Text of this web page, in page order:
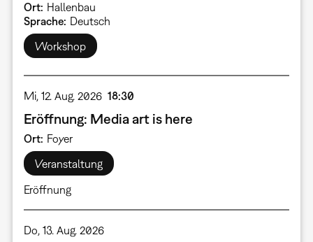
Ort Hallenbau
Sprache Deutsch
Workshop
Mi, 12. Aug. 2026 18:30
Eröffnung: Media art is here
Ort Foyer
Veranstaltung
Eröffnung
Do, 13. Aug. 2026